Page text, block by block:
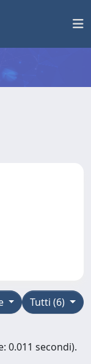
Tutti (6)
0.011 secondi).